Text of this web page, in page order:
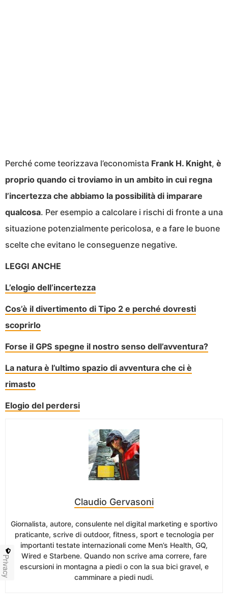
Perché come teorizzava l’economista Frank H. Knight, è
proprio quando ci troviamo in un ambito in cui regna
l’incertezza che abbiamo la possibilità di imparare
qualcosa. Per esempio a calcolare i rischi di fronte a una
situazione potenzialmente pericolosa, e a fare le buone
scelte che evitano le conseguenze negative.
LEGGI ANCHE
L’elogio dell’incertezza
Cos’è il divertimento di Tipo 2 e perché dovresti
scoprirlo
Forse il GPS spegne il nostro senso dell’avventura?
La natura è l’ultimo spazio di avventura che ci è
rimasto
Elogio del perdersi
Claudio Gervasoni
Giornalista, autore, consulente nel digital marketing e sportivo
praticante, scrive di outdoor, fitness, sport e tecnologia per
importanti testate internazionali come Men’s Health, GQ,
Wired e Starbene. Quando non scrive ama correre, fare
escursioni in montagna a piedi o con la sua bici gravel, e
camminare a piedi nudi.
Privacy